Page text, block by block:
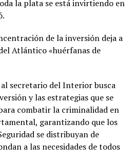
la plata se está invirtiendo en
de la inversión deja a
Atlántico «huérfanas de
secretario del Interior busca
y las estrategias que se
combatir la criminalidad en
garantizando que los
se distribuyan de
a las necesidades de todos